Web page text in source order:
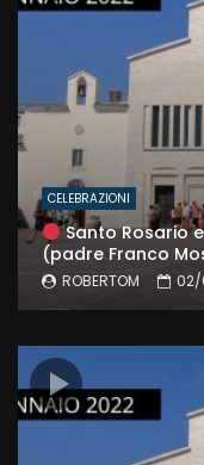
CELEBRAZIONI
Santo Rosario
(padre Franco
ROBERTOM 02/